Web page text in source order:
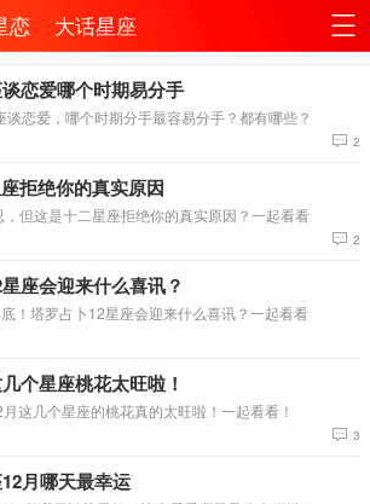
导
恋 大话星座
恋爱哪个时期易分手
谈恋爱，哪个时期分手最容易分手？都有哪些？
2
拒绝你的真实原因
，但这是十二星座拒绝你的真实原因？一起看看
2
座会迎来什么喜讯？
！塔罗占卜12星座会迎来什么喜讯？一起看看
个星座桃花太旺啦！
这几个星座的桃花真的太旺啦！一起看看！
3
月哪天最幸运